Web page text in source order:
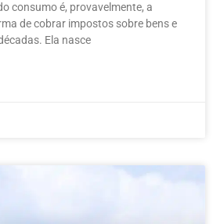
consumo é, provavelmente, a
de cobrar impostos sobre bens e
Ela nasce